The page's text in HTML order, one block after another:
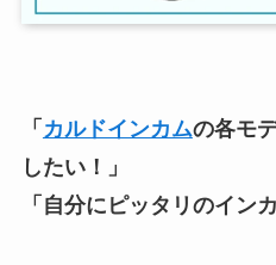
「 カルドインカムの各モ
したい！」
「自分にピッタリのイン